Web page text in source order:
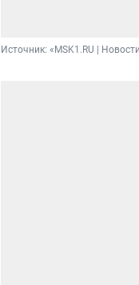
Источник: «MSK1.RU |